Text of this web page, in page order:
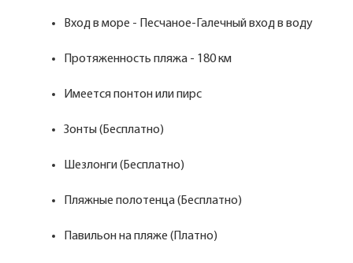
Вход в море - Песчаное-Галечный вход в воду
Протяженность пляжа - 180 км
Имеется понтон или пирс
Зонты (Бесплатно)
Шезлонги (Бесплатно)
Пляжные полотенца (Бесплатно)
Павильон на пляже (Платно)